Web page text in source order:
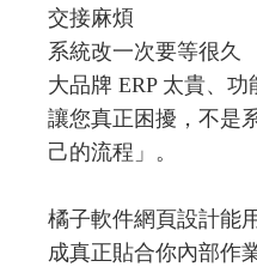
交接麻煩
系統改一次要等很久
大品牌 ERP 太貴、功
讓您真正困擾，不是
己的流程」。
橘子軟件網頁設計能
成真正貼合你內部作